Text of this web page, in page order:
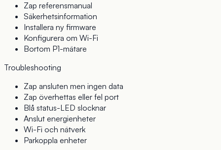
Zap referensmanual
Säkerhetsinformation
Installera ny firmware
Konfigurera om Wi-Fi
Bortom P1-mätare
Troubleshooting
Zap ansluten men ingen data
Zap överhettas eller fel port
Blå status-LED slocknar
Anslut energienheter
Wi-Fi och nätverk
Parkoppla enheter